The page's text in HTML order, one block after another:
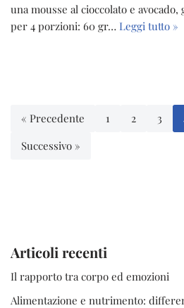
una mousse al cioccolato e
per 4 porzioni: 60 gr… Leggi tutto »
« Precedente 1 2 3
Successivo »
Articoli recenti
Il rapporto tra corpo ed emozioni
Alimentazione e nutrimento: